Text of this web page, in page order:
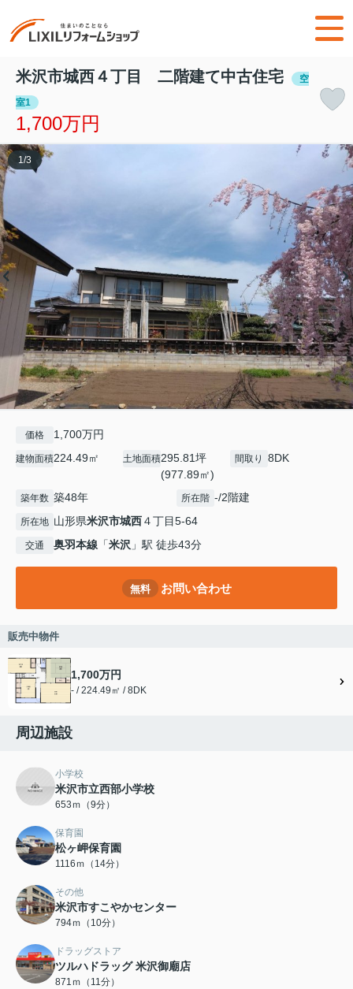
米沢市城西４丁目 二階建て中古住宅 空
室1
1,700万円
1/3
価格 1,700万円
建物面積224.49㎡ 土地面積295.81坪
(977.89㎡)
間取り 8DK
築年数 築48年 所在階 -/2階建
所在地 山形県米沢市城西４丁目5-64
交通 奥羽本線 「米沢 」駅 徒歩43分
無料 お問い合わせ
販売中物件
1,700万円
- / 224.49㎡ / 8DK
周辺施設
小学校
米沢市立西部小学校
653ｍ（9分）
保育園
松ヶ岬保育園
1116ｍ（14分）
その他
米沢市すこやかセンター
794ｍ（10分）
ドラッグストア
ツルハドラッグ 米沢御廟店
871ｍ（11分）